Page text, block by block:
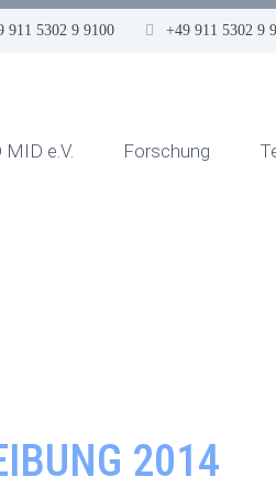
911 5302 9 9100 +49 911 5302 9
MID e.V. Forschung
2014